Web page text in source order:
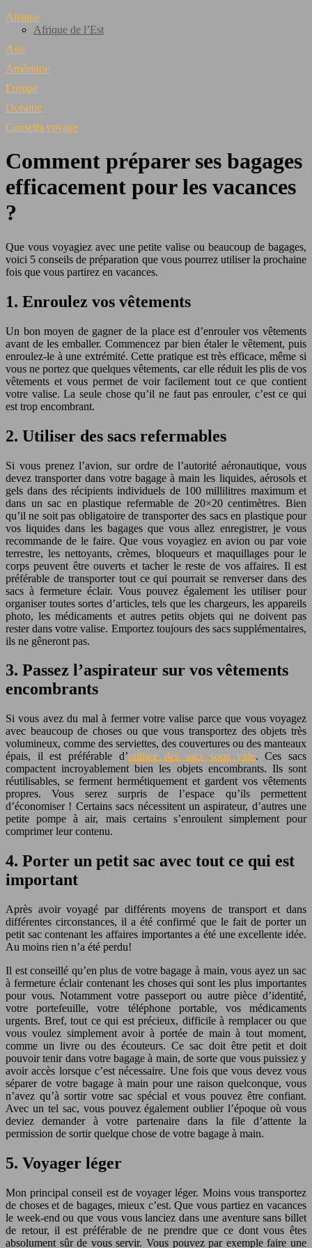
Afrique
Afrique de l’Est
Asie
Amérique
Europe
Océanie
Conseils voyage
Comment préparer ses bagages
efficacement pour les vacances
?
Que vous voyagiez avec une petite valise ou beaucoup de bagages,
voici 5 conseils de préparation que vous pourrez utiliser la prochaine
fois que vous partirez en vacances.
1. Enroulez vos vêtements
Un bon moyen de gagner de la place est d’enrouler vos vêtements
avant de les emballer. Commencez par bien étaler le vêtement, puis
enroulez-le à une extrémité. Cette pratique est très efficace, même si
vous ne portez que quelques vêtements, car elle réduit les plis de vos
vêtements et vous permet de voir facilement tout ce que contient
votre valise. La seule chose qu’il ne faut pas enrouler, c’est ce qui
est trop encombrant.
2. Utiliser des sacs refermables
Si vous prenez l’avion, sur ordre de l’autorité aéronautique, vous
devez transporter dans votre bagage à main les liquides, aérosols et
gels dans des récipients individuels de 100 millilitres maximum et
dans un sac en plastique refermable de 20×20 centimètres. Bien
qu’il ne soit pas obligatoire de transporter des sacs en plastique pour
vos liquides dans les bagages que vous allez enregistrer, je vous
recommande de le faire. Que vous voyagiez en avion ou par voie
terrestre, les nettoyants, crèmes, bloqueurs et maquillages pour le
corps peuvent être ouverts et tacher le reste de vos affaires. Il est
préférable de transporter tout ce qui pourrait se renverser dans des
sacs à fermeture éclair. Vous pouvez également les utiliser pour
organiser toutes sortes d’articles, tels que les chargeurs, les appareils
photo, les médicaments et autres petits objets qui ne doivent pas
rester dans votre valise. Emportez toujours des sacs supplémentaires,
ils ne gêneront pas.
3. Passez l’aspirateur sur vos vêtements
encombrants
Si vous avez du mal à fermer votre valise parce que vous voyagez
avec beaucoup de choses ou que vous transportez des objets très
volumineux, comme des serviettes, des couvertures ou des manteaux
épais, il est préférable d’utiliser des sacs sous vide. Ces sacs
compactent incroyablement bien les objets encombrants. Ils sont
réutilisables, se ferment hermétiquement et gardent vos vêtements
propres. Vous serez surpris de l’espace qu’ils permettent
d’économiser ! Certains sacs nécessitent un aspirateur, d’autres une
petite pompe à air, mais certains s’enroulent simplement pour
comprimer leur contenu.
4. Porter un petit sac avec tout ce qui est
important
Après avoir voyagé par différents moyens de transport et dans
différentes circonstances, il a été confirmé que le fait de porter un
petit sac contenant les affaires importantes a été une excellente idée.
Au moins rien n’a été perdu!
Il est conseillé qu’en plus de votre bagage à main, vous ayez un sac
à fermeture éclair contenant les choses qui sont les plus importantes
pour vous. Notamment votre passeport ou autre pièce d’identité,
votre portefeuille, votre téléphone portable, vos médicaments
urgents. Bref, tout ce qui est précieux, difficile à remplacer ou que
vous voulez simplement avoir à portée de main à tout moment,
comme un livre ou des écouteurs. Ce sac doit être petit et doit
pouvoir tenir dans votre bagage à main, de sorte que vous puissiez y
avoir accès lorsque c’est nécessaire. Une fois que vous devez vous
séparer de votre bagage à main pour une raison quelconque, vous
n’avez qu’à sortir votre sac spécial et vous pouvez être confiant.
Avec un tel sac, vous pouvez également oublier l’époque où vous
deviez demander à votre partenaire dans la file d’attente la
permission de sortir quelque chose de votre bagage à main.
5. Voyager léger
Mon principal conseil est de voyager léger. Moins vous transportez
de choses et de bagages, mieux c’est. Que vous partiez en vacances
le week-end ou que vous vous lanciez dans une aventure sans billet
de retour, il est préférable de ne prendre que ce dont vous êtes
absolument sûr de vous servir. Vous pouvez par exemple faire une